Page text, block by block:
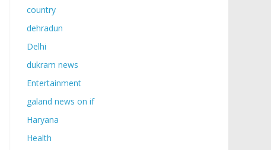
country
dehradun
Delhi
dukram news
Entertainment
galand news on if
Haryana
Health